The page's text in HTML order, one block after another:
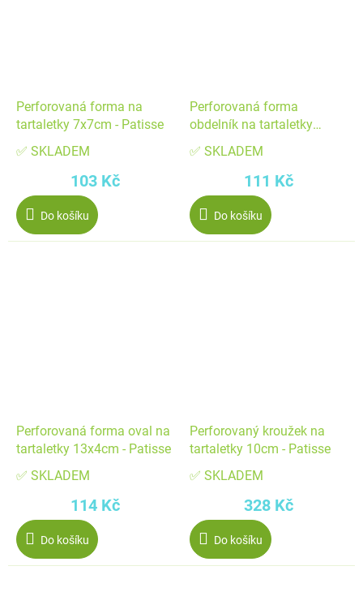
Perforovaná forma na
tartaletky 7x7cm - Patisse
✅ SKLADEM
103 Kč
Do košíku
Perforovaná forma
obdelník na tartaletky
10x6cm - Patisse
✅ SKLADEM
111 Kč
Do košíku
Perforovaná forma oval na
tartaletky 13x4cm - Patisse
✅ SKLADEM
114 Kč
Do košíku
Perforovaný kroužek na
tartaletky 10cm - Patisse
✅ SKLADEM
328 Kč
Do košíku